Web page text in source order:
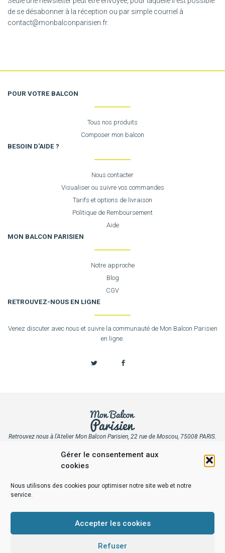
Gérer le consentement aux
cookies
Nous utilisons des cookies pour optimiser notre site web et notre
service.
Accepter les cookies
Refuser
de se désabonner à la réception ou par simple courriel à
contact@monbalconparisien.fr.
POUR VOTRE BALCON
Tous nos produits
Composer mon balcon
BESOIN D'AIDE ?
Nous contacter
Visualiser ou suivre vos commandes
Tarifs et options de livraison
Politique de Remboursement
Aide
MON BALCON PARISIEN
Notre approche
Blog
CGV
RETROUVEZ-NOUS EN LIGNE
Venez discuter avec nous et suivre la communauté de Mon Balcon Parisien
en ligne.
Retrouvez nous à l'Atelier Mon Balcon Parisien, 22 rue de Moscou, 75008 PARIS.
fleuriste de tous les végétaux.
POLITIQUE DE CONFIDENTIALITÉ
POLITIQUE DE COOKIES